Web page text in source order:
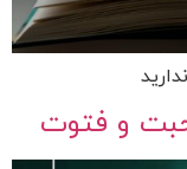
و فتوت